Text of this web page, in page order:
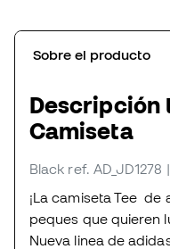
Sobre el producto
Descripción
Camiseta
Black ref. AD_JD1278
¡La camiseta Tee
peques que quieren
Nueva linea de